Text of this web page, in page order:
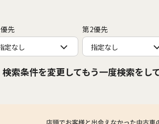
先
定なし
第2優先
指定なし
索条件を変更してもう一度検索をし